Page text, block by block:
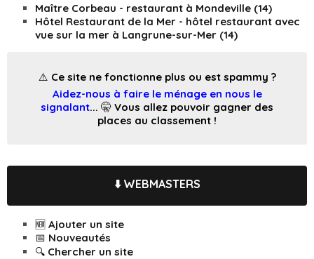
Maître Corbeau - restaurant à Mondeville (14)
Hôtel Restaurant de la Mer - hôtel restaurant avec
vue sur la mer à Langrune-sur-Mer (14)
⚠️ Ce site ne fonctionne plus ou est spammy ?
Aidez-nous à faire le ménage en nous le
signalant... 🤫 Vous allez pouvoir gagner des
places au classement !
⬇️ WEBMASTERS
🆕 Ajouter un site
📅 Nouveautés
🔍 Chercher un site